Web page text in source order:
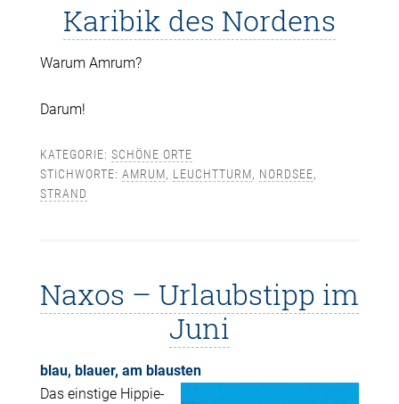
Karibik des Nordens
Warum Amrum?
Darum!
KATEGORIE: SCHÖNE ORTE
STICHWORTE: AMRUM, LEUCHTTURM, NORDSEE,
STRAND
Naxos – Urlaubstipp im
Juni
blau, blauer, am blausten
Das einstige Hippie-